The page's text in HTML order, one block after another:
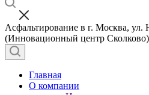
Асфальтирование в г. Москва, ул.
(Инновационный центр Сколково)
Главная
О компании